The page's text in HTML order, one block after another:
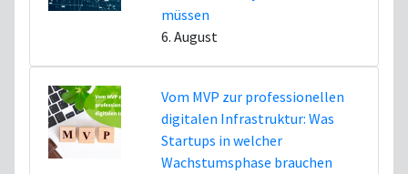
müssen
6. August
Vom MVP zur professionellen
digitalen Infrastruktur: Was
Startups in welcher
Wachstumsphase brauchen